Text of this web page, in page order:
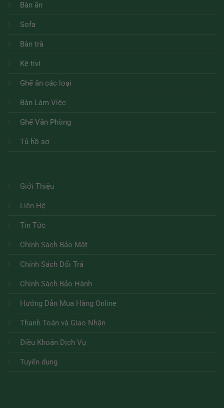
Bàn ăn
Sofa
Bàn trà
Kệ tivi
Ghế ăn các loại
Bàn Làm Việc
Ghế Văn Phòng
Tủ hồ sơ
Giới Thiệu
Liên Hệ
Tin Tức
Chính Sách Bảo Mật
Chính Sách Đổi Trả
Chính Sách Bảo Hành
Hướng Dẫn Mua Hàng Online
Thanh Toán và Giao Nhận
Điều Khoản Dịch Vụ
Tuyển dụng